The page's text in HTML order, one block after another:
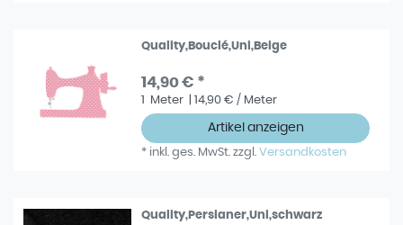
Quality,Bouclé,Uni,Beige
14,90 € *
1 Meter | 14,90 € / Meter
Artikel anzeigen
* inkl. ges. MwSt. zzgl.Versandkosten
Quality,Persianer,Uni,schwarz